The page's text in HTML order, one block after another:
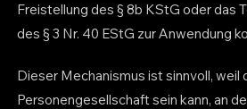
Freistellung des § 8b KStG oder das
des § 3 Nr. 40 EStG zur Anwendung
Dieser Mechanismus ist sinnvoll, weil
Personengesellschaft sein kann, an